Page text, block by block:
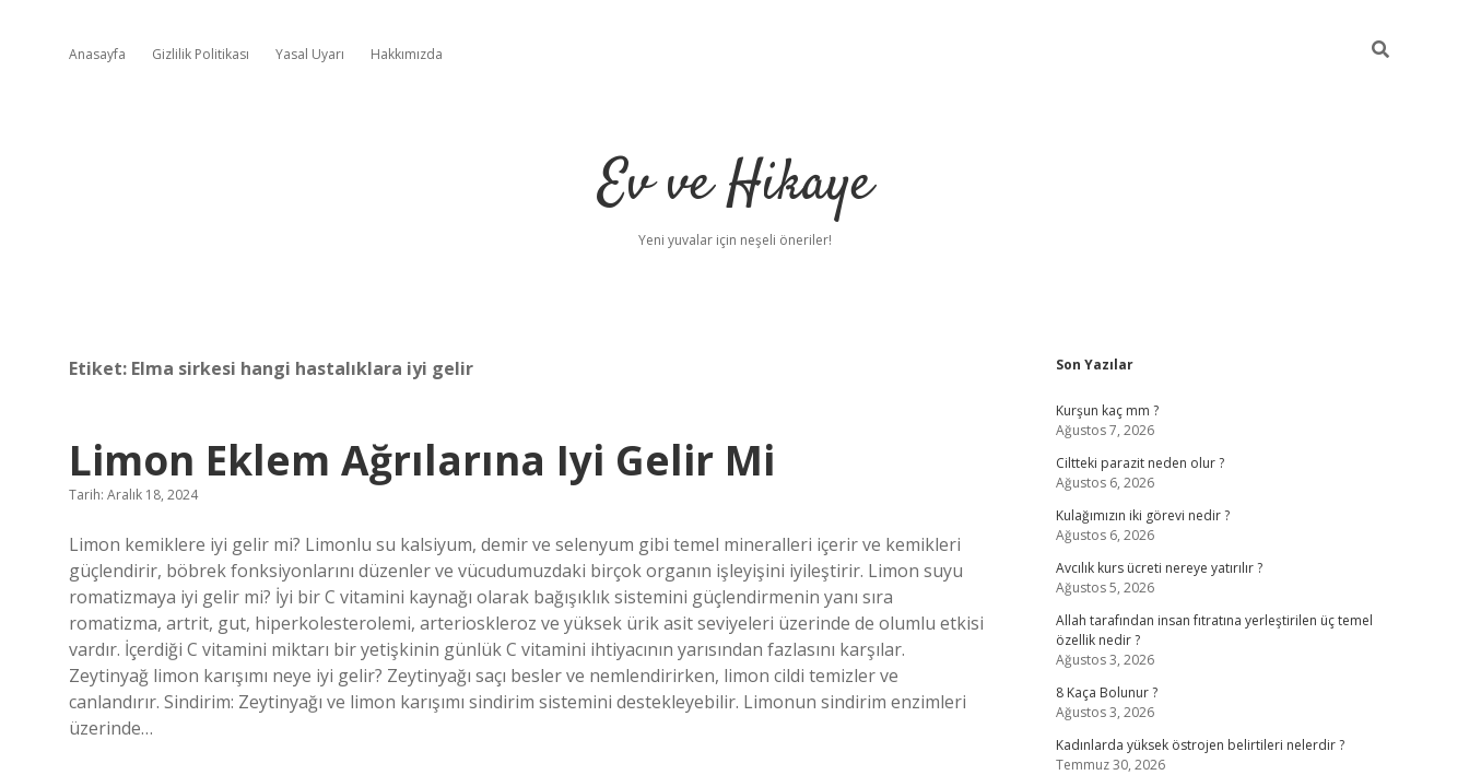
Anasayfa Gizlilik Politikası Yasal Uyarı Hakkımızda
Ev ve Hikaye
Yeni yuvalar için neşeli öneriler!
Etiket: Elma sirkesi hangi hastalıklara iyi gelir
Limon Eklem Ağrılarına Iyi Gelir Mi
Tarih: Aralık 18, 2024
Limon kemiklere iyi gelir mi? Limonlu su kalsiyum, demir ve selenyum gibi temel mineralleri içerir ve kemikleri
güçlendirir, böbrek fonksiyonlarını düzenler ve vücudumuzdaki birçok organın işleyişini iyileştirir. Limon suyu
romatizmaya iyi gelir mi? İyi bir C vitamini kaynağı olarak bağışıklık sistemini güçlendirmenin yanı sıra
romatizma, artrit, gut, hiperkolesterolemi, arterioskleroz ve yüksek ürik asit seviyeleri üzerinde de olumlu etkisi
vardır. İçerdiği C vitamini miktarı bir yetişkinin günlük C vitamini ihtiyacının yarısından fazlasını karşılar.
Zeytinyağ limon karışımı neye iyi gelir? Zeytinyağı saçı besler ve nemlendirirken, limon cildi temizler ve
canlandırır. Sindirim: Zeytinyağı ve limon karışımı sindirim sistemini destekleyebilir. Limonun sindirim enzimleri
üzerinde…
Sidebar
Son Yazılar
Kurşun kaç mm ?
Ağustos 7, 2026
Ciltteki parazit neden olur ?
Ağustos 6, 2026
Kulağımızın iki görevi nedir ?
Ağustos 6, 2026
Avcılık kurs ücreti nereye yatırılır ?
Ağustos 5, 2026
Allah tarafından insan fıtratına yerleştirilen üç temel
özellik nedir ?
Ağustos 3, 2026
8 Kaça Bolunur ?
Ağustos 3, 2026
Kadınlarda yüksek östrojen belirtileri nelerdir ?
Temmuz 30, 2026